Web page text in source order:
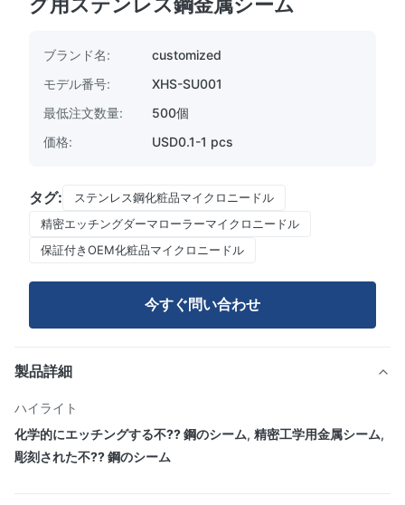
ブランド名:
customized
モデル番号:
XHS-SU001
最低注文数量:
500個
価格:
USD0.1-1 pcs
タグ:
ステンレス鋼化粧品マイクロニードル
精密エッチングダーマローラーマイクロニードル
保証付きOEM化粧品マイクロニードル
今すぐ問い合わせ
製品詳細
ハイライト
化学的にエッチングする不?? 鋼のシーム, 精密工学用金属シーム,
彫刻された不?? 鋼のシーム